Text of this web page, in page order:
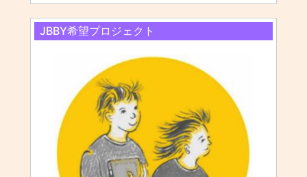
JBBY希望プロジェクト